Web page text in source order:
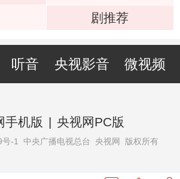
剧推荐
听音 央视影音 微视频
手机版 | 央视网PC版
-1 中央广播电视总台 央视网 版权所有